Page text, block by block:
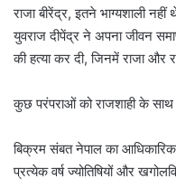
राजा बीरेंद्र, इतने भाग्यशाली
युवराज दीपेंद्र ने अपना जीवन
की हत्या कर दी, जिनमें राजा और
कुछ परंपराओं को राजशाही के साथ
बिक्रम संबत नेपाल का आधिकारिक
प्रत्येक वर्ष ज्योतिषियों और